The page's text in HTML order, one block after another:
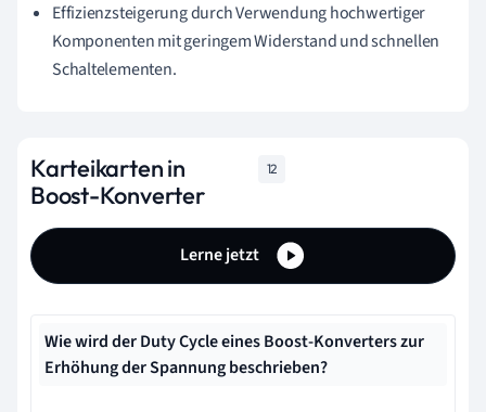
Effizienzsteigerung durch Verwendung hochwertiger
Komponenten mit geringem Widerstand und schnellen
Schaltelementen.
Karteikarten in
Boost-Konverter
12
Lerne jetzt
Wie wird der Duty Cycle eines Boost-Konverters zur
Erhöhung der Spannung beschrieben?